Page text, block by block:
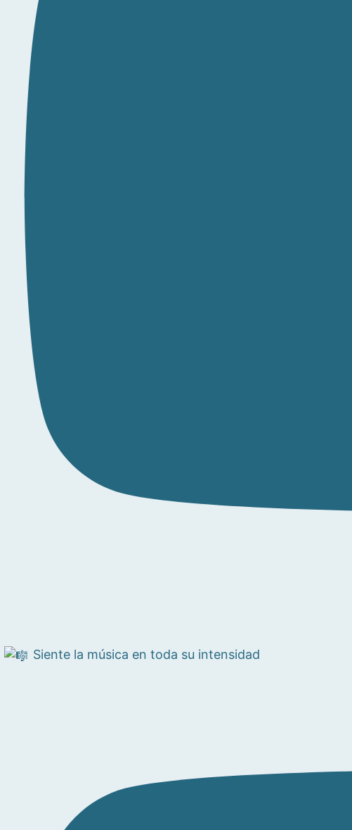
Siente la música en toda su intensidad